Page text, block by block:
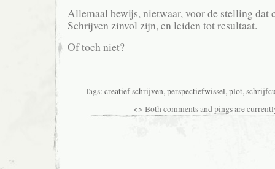
Allemaal bewijs, nietwaar, voor de stelling dat
Schrijven zinvol zijn, en leiden tot resultaat.
Of toch niet?
Tags: creatief schrijven,perspectiefwissel,plot,
<> Both comments and pings are